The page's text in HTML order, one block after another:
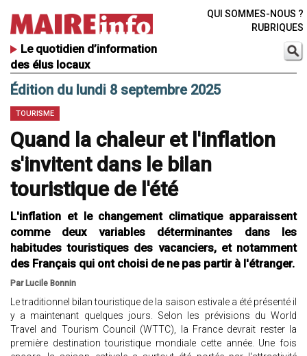
Le quotidien d’information
des élus locaux
QUI SOMMES-NOUS ?
RUBRIQUES
Édition du lundi 8 septembre 2025
TOURISME
Quand la chaleur et l'inflation
s'invitent dans le bilan
touristique de l'été
L'inflation et le changement climatique apparaissent
comme deux variables déterminantes dans les
habitudes touristiques des vacanciers, et notamment
des Français qui ont choisi de ne pas partir à l'étranger.
Par Lucile Bonnin
Le traditionnel bilan touristique de la saison estivale a été présenté il
y a maintenant quelques jours. Selon les prévisions du World
Travel and Tourism Council (WTTC), la France devrait rester la
première destination touristique mondiale cette année. Une fois